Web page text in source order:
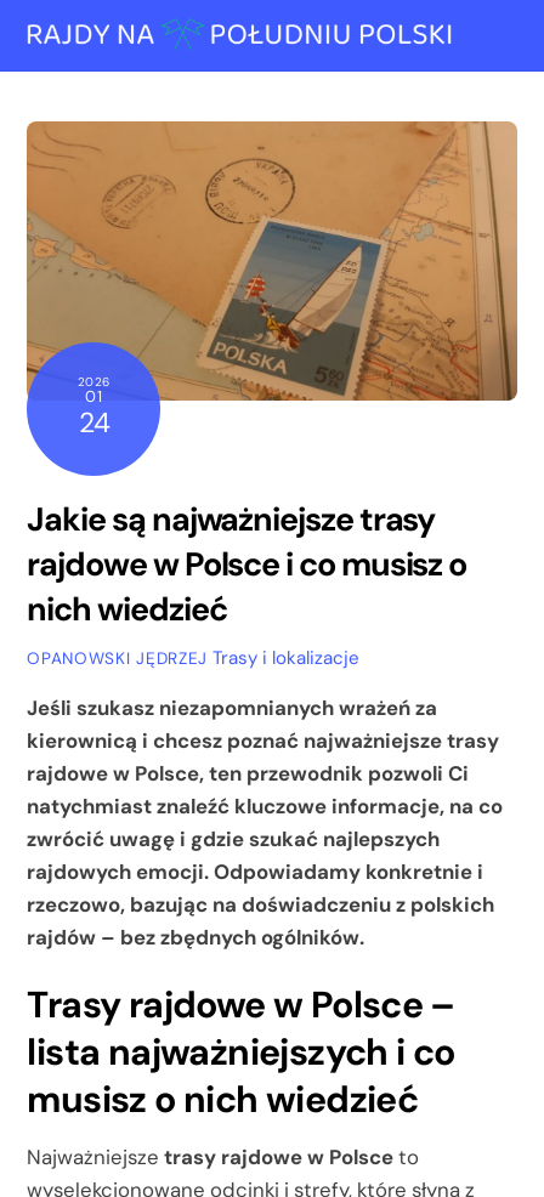
content
2026
01
24
Jakie są najważniejsze trasy
rajdowe w Polsce i co musisz o
nich wiedzieć
OPANOWSKI JĘDRZEJ Trasy i lokalizacje
Jeśli szukasz niezapomnianych wrażeń za
kierownicą i chcesz poznać najważniejsze trasy
rajdowe w Polsce, ten przewodnik pozwoli Ci
natychmiast znaleźć kluczowe informacje, na co
zwrócić uwagę i gdzie szukać najlepszych
rajdowych emocji. Odpowiadamy konkretnie i
rzeczowo, bazując na doświadczeniu z polskich
rajdów – bez zbędnych ogólników.
Trasy rajdowe w Polsce –
lista najważniejszych i co
musisz o nich wiedzieć
Najważniejszetrasy rajdowe w Polsceto
wyselekcjonowane odcinki i strefy, które słyną z